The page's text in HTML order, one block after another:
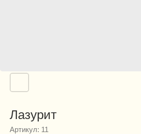
Лазурит
Артикул: 11